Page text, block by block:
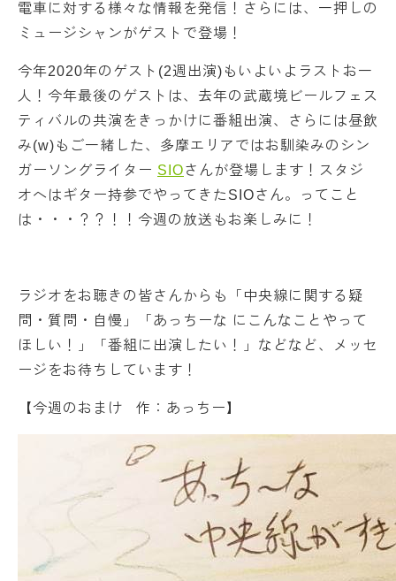
電車に対する様々な情報を発信！さらには、一押しの
ミュージシャンがゲストで登場！
今年2020年のゲスト(2週出演)もいよいよラストお一
人！今年最後のゲストは、去年の武蔵境ビールフェス
ティバルの共演をきっかけに番組出演、さらには昼飲
み(w)もご一緒した、多摩エリアではお馴染みのシン
ガーソングライター SIOさんが登場します！スタジ
オへはギター持参でやってきたSIOさん。ってこと
は・・・？？！！今週の放送もお楽しみに！
ラジオをお聴きの皆さんからも「中央線に関する疑
問・質問・自慢」「あっちーな にこんなことやって
ほしい！」「番組に出演したい！」などなど、メッセ
ージをお待ちしています！
【今週のおまけ 作：あっちー】